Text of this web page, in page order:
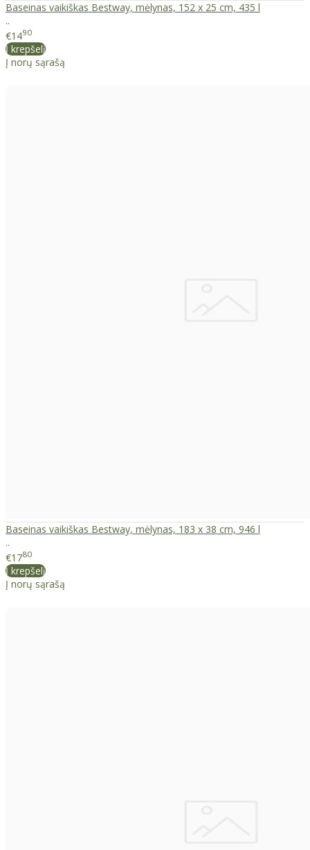
Baseinas vaikiškas Bestway, mėlynas, 152 x 25 cm, 435 l
..
€1490
Į krepšelį
Į norų sąrašą
Baseinas vaikiškas Bestway, mėlynas, 183 x 38 cm, 946 l
..
€1780
Į krepšelį
Į norų sąrašą